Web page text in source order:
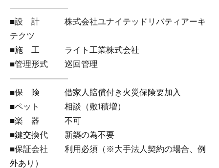
―――――――
■設 計 株式会社ユナイテッドリバティアーキ
テクツ
■施 工 ライト工業株式会社
■管理形式 巡回管理
―――――――
■保 険 借家人賠償付き火災保険要加入
■ペット 相談（敷1積増）
■楽 器 不可
■鍵交換代 新築の為不要
■保証会社 利用必須（※大手法人契約の場合、例
外あり）